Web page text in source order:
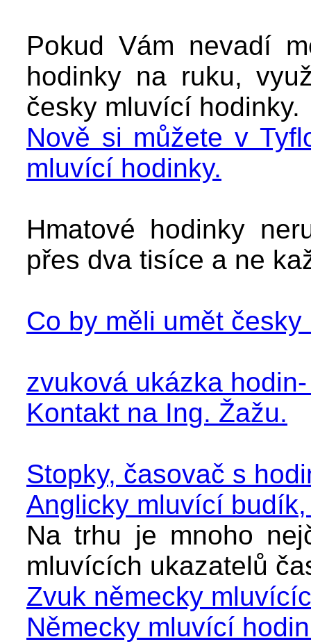
Pokud Vám nevadí
hodinky na ruku,
česky mluvící hodinky.
Nově si můžete v
mluvící hodinky.
Hmatové hodinky
přes dva tisíce a ne
Co by měli umět
zvuková ukázka
Kontakt na Ing. Žažu.
Stopky, časovač s
Anglicky mluvící
Na trhu je mnoho
mluvících ukazatelů
Zvuk německy
Německy mluvící